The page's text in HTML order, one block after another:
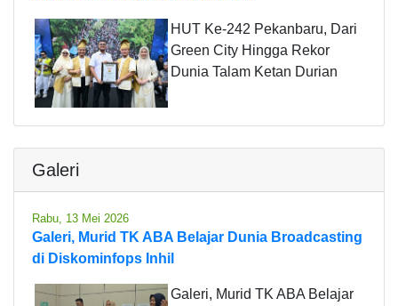
HUT Ke-242 Pekanbaru, Dari
Green City Hingga Rekor
Dunia Talam Ketan Durian
Galeri
Rabu, 13 Mei 2026
Galeri, Murid TK ABA Belajar Dunia Broadcasting
di Diskominfops Inhil
Galeri, Murid TK ABA Belajar